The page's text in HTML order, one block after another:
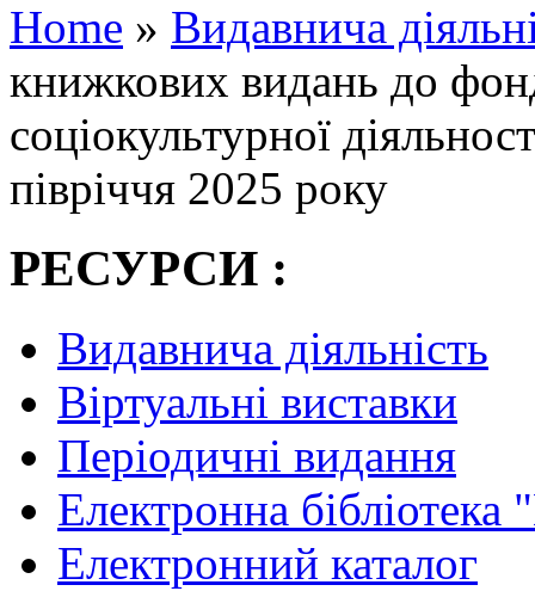
Home » Видавнича
книжкових видань до
соціокультурної
півріччя 2025 року
РЕСУРСИ :
Видавнича діяльність
Віртуальні виставки
Періодичні видання
Електронна
Електронний каталог